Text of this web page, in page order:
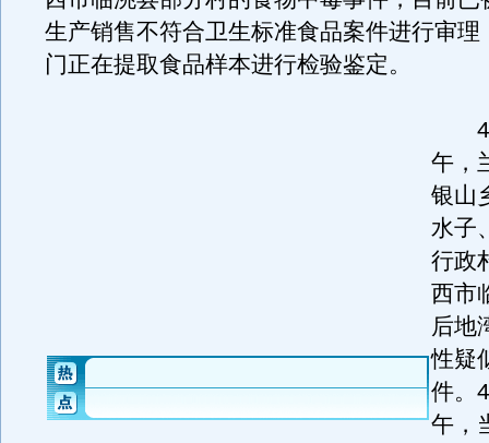
生产销售不符合卫生标准食品案件进行审理
门正在提取食品样本进行检验鉴定。
4
午，
银山
水子
行政
西市
后地
性疑
件。
午，